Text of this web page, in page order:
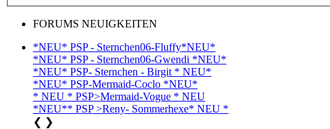
FORUMS NEUIGKEITEN
*NEU* PSP - Sternchen06-Fluffy*NEU*
*NEU* PSP - Sternchen06-Gwendi *NEU*
*NEU* PSP- Sternchen - Birgit * NEU*
*NEU* PSP-Mermaid-Coclo *NEU*
* NEU * PSP>Mermaid-Vogue * NEU
*NEU** PSP >Reny- Sommerhexe* NEU *
❮ ❯